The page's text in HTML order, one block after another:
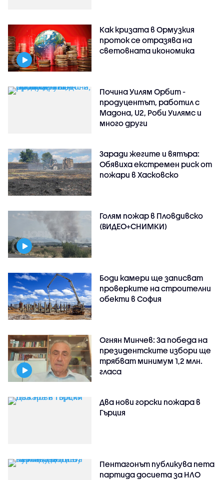
Как кризата в Ормузкия
проток се отразява на
световната икономика
Почина Уилям Орбит -
продуцентът, работил с
Мадона, U2, Роби Уилямс и
много други
Заради жегите и вятъра:
Обявиха екстремен риск от
пожари в Хасковско
Голям пожар в Пловдивско
(ВИДЕО+СНИМКИ)
Боди камери ще записват
проверките на строителни
обекти в София
Огнян Минчев: За победа на
президентските избори ще
трябват минимум 1,2 млн.
гласа
Два нови горски пожара в
Гърция
Пентагонът публикува пета
партида досиета за НЛО